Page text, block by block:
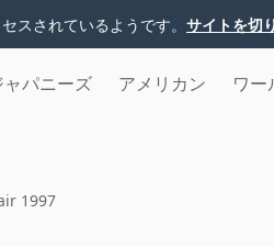
スされているようです。 サイトを切
ャパニーズ アメリカン ワー
1997